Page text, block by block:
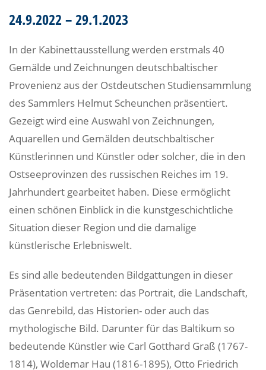
24.9.2022 – 29.1.2023
In der Kabinettausstellung werden erstmals 40
Gemälde und Zeichnungen deutschbaltischer
Provenienz aus der Ostdeutschen Studiensammlung
des Sammlers Helmut Scheunchen präsentiert.
Gezeigt wird eine Auswahl von Zeichnungen,
Aquarellen und Gemälden deutschbaltischer
Künstlerinnen und Künstler oder solcher, die in den
Ostseeprovinzen des russischen Reiches im 19.
Jahrhundert gearbeitet haben. Diese ermöglicht
einen schönen Einblick in die kunstgeschichtliche
Situation dieser Region und die damalige
künstlerische Erlebniswelt.
Es sind alle bedeutenden Bildgattungen in dieser
Präsentation vertreten: das Portrait, die Landschaft,
das Genrebild, das Historien- oder auch das
mythologische Bild. Darunter für das Baltikum so
bedeutende Künstler wie Carl Gotthard Graß (1767-
1814), Woldemar Hau (1816-1895), Otto Friedrich